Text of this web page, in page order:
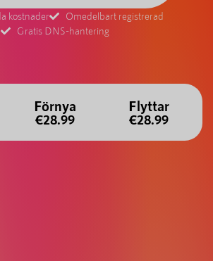
kostnader
Omedelbart registrerad
Gratis DNS-hantering
Förnya
€28.99
Flyttar
€28.99